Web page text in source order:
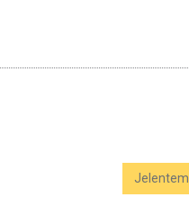
Jelentem